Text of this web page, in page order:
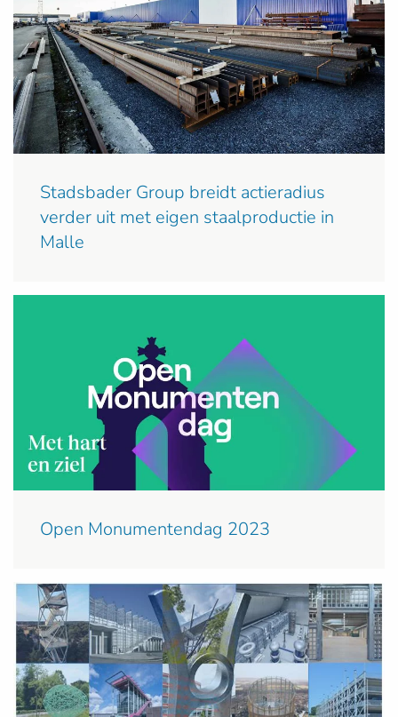
Stadsbader Group breidt actieradius
verder uit met eigen staalproductie in
Malle
Open Monumentendag 2023